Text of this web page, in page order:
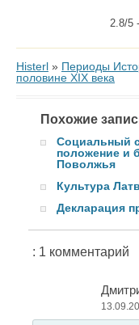
2.8/5
Histerl » Периоды
половине XIX века
Похожие
Социальный
положение и
Поволжья
Культура
Декларация
: 1 комментарий